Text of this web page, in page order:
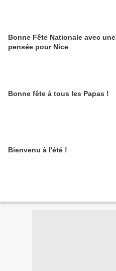
Bonne Fête Nationale avec une
pensée pour Nice
Bonne fête à tous les Papas !
Bienvenu à l'été !